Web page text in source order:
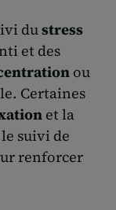
dustress
et des
ou
Certaines
et la
suivi de
renforcer